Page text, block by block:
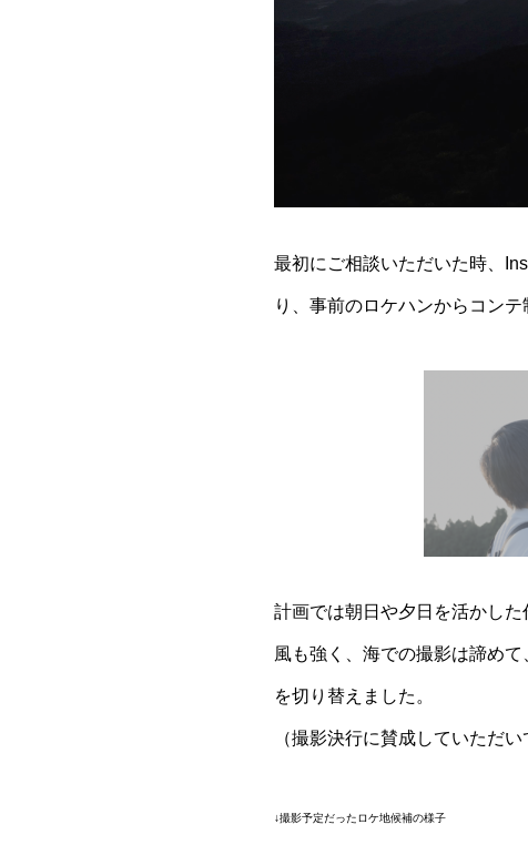
最初にご相談いただいた時、
り、事前のロケハンからコン
計画では朝日や夕日を活かし
風も強く、海での撮影は諦め
を切り替えました。
（撮影決行に賛成していただい
↓撮影予定だったロケ地候補の様子